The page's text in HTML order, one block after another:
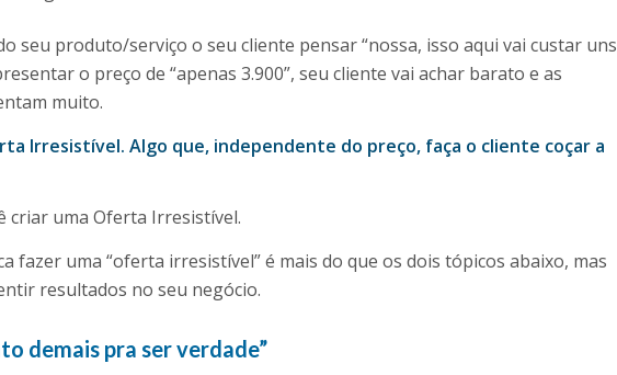
seu produto/serviço o seu cliente pensar “nossa, isso aqui vai custar uns
o preço de “apenas 3.900”, seu cliente vai achar barato e as
muito.
Irresistível. Algo que, independente do preço, faça o cliente coçar a
criar uma Oferta Irresistível.
fazer uma “oferta irresistível” é mais do que os dois tópicos abaixo, mas
resultados no seu negócio.
demais pra ser verdade”